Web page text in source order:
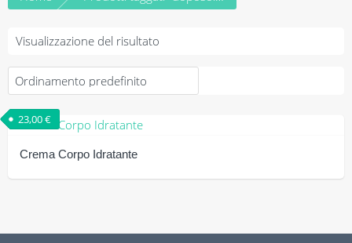
Visualizzazione del risultato
Crema Corpo Idratante
23,00€